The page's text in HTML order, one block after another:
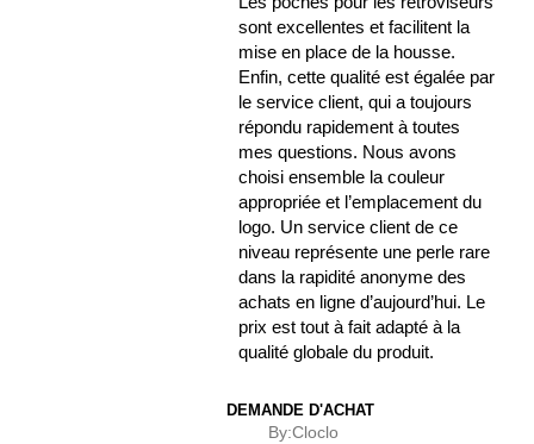
sont excellentes et facilitent la
mise en place de la housse.
Enfin, cette qualité est égalée par
le service client, qui a toujours
répondu rapidement à toutes
mes questions. Nous avons
choisi ensemble la couleur
appropriée et l’emplacement du
logo. Un service client de ce
niveau représente une perle rare
dans la rapidité anonyme des
achats en ligne d’aujourd’hui. Le
prix est tout à fait adapté à la
qualité globale du produit.
DEMANDE D'ACHAT
By:Cloclo